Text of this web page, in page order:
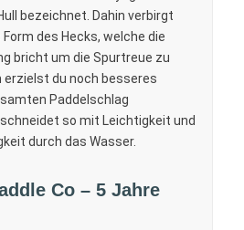
bezeichnet. Dahin verbirgt
des Hecks, welche die
bricht um die Spurtreue zu
erzielst du noch besseres
Paddelschlag
so mit Leichtigkeit und
durch das Wasser.
Co – 5 Jahre